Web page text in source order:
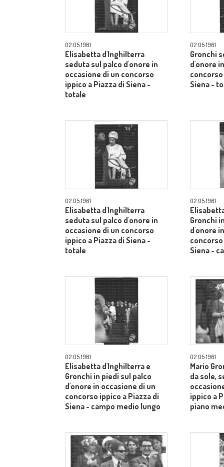
02.05.1961
Elisabetta d'Inghilterra
seduta sul palco d'onore in
occasione di un concorso
ippico a Piazza di Siena -
totale
02.05.1961
Gronchi
d'onore
Siena -
02.05.1961
Elisabetta d'Inghilterra
seduta sul palco d'onore in
occasione di un concorso
ippico a Piazza di Siena -
totale
02.05.1961
Gronchi
d'onore
Siena -
02.05.1961
Elisabetta d'Inghilterra e
Gronchi in piedi sul palco
d'onore in occasione di un
concorso ippico a Piazza di
Siena - campo medio lungo
02.05.1961
Mario
da sole,
ippico a
piano